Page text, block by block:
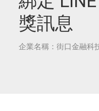
獎訊息
企業名稱：街口金融科